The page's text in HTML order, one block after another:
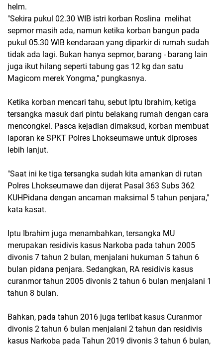
helm.
"Sekira pukul 02.30 WIB istri korban Roslina melihat
sepmor masih ada, namun ketika korban bangun pada
pukul 05.30 WIB kendaraan yang diparkir di rumah sudah
tidak ada lagi. Bukan hanya sepmor, barang - barang lain
juga ikut hilang seperti tabung gas 12 kg dan satu
Magicom merek Yongma," pungkasnya.
Ketika korban mencari tahu, sebut Iptu Ibrahim, ketiga
tersangka masuk dari pintu belakang rumah dengan cara
mencongkel. Pasca kejadian dimaksud, korban membuat
laporan ke SPKT Polres Lhokseumawe untuk diproses
lebih lanjut.
"Saat ini ke tiga tersangka sudah kita amankan di rutan
Polres Lhokseumawe dan dijerat Pasal 363 Subs 362
KUHPidana dengan ancaman maksimal 5 tahun penjara,"
kata kasat.
Iptu Ibrahim juga menambahkan, tersangka MU
merupakan residivis kasus Narkoba pada tahun 2005
divonis 7 tahun 2 bulan, menjalani hukuman 5 tahun 6
bulan pidana penjara. Sedangkan, RA residivis kasus
curanmor tahun 2005 divonis 2 tahun 6 bulan menjalani 1
tahun 8 bulan.
Bahkan, pada tahun 2016 juga terlibat kasus Curanmor
divonis 2 tahun 6 bulan menjalani 2 tahun dan residivis
kasus Narkoba pada Tahun 2019 divonis 3 tahun 6 bulan,